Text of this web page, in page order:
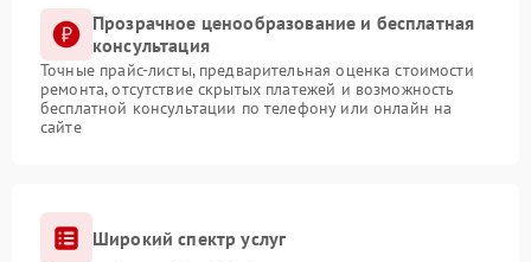
Прозрачное ценообразование и бесплатная
консультация
Точные прайс-листы, предварительная оценка стоимости
ремонта, отсутствие скрытых платежей и возможность
бесплатной консультации по телефону или онлайн на
сайте
Широкий спектр услуг